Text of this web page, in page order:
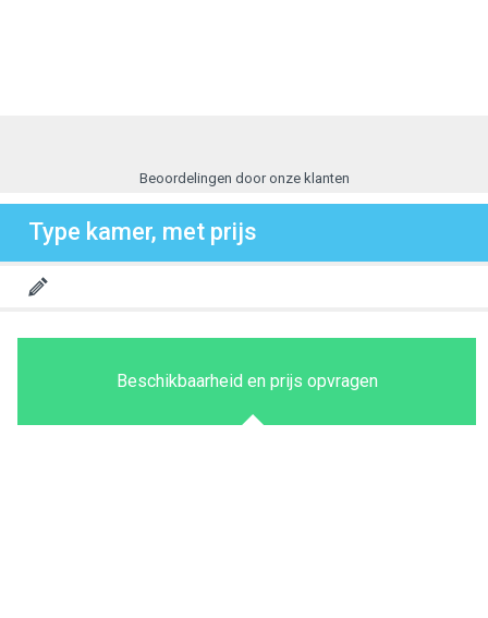
Beoordelingen door onze klanten
Type kamer, met prijs
Beschikbaarheid en prijs opvragen